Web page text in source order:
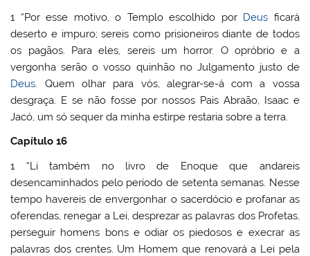
1 “Por esse motivo, o Templo escolhido por Deus ficará
deserto e impuro; sereis como prisioneiros diante de todos
os pagãos. Para eles, sereis um horror. O opróbrio e a
vergonha serão o vosso quinhão no Julgamento justo de
Deus. Quem olhar para vós, alegrar-se-á com a vossa
desgraça. E se não fosse por nossos Pais Abraão, Isaac e
Jacó, um só sequer da minha estirpe restaria sobre a terra.
Capítulo 16
1 “Li também no livro de Enoque que andareis
desencaminhados pelo período de setenta semanas. Nesse
tempo havereis de envergonhar o sacerdócio e profanar as
oferendas, renegar a Lei, desprezar as palavras dos Profetas,
perseguir homens bons e odiar os piedosos e execrar as
palavras dos crentes. Um Homem que renovará a Lei pela